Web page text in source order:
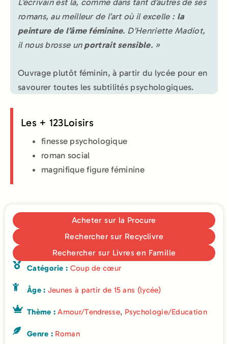
romans, au meilleur de l’art où il excelle : la
peinture de l’âme féminine. D’Henriette Madiot,
il nous brosse un portrait sensible. »
Ouvrage plutôt féminin, à partir du lycée pour en
savourer toutes les subtilités psychologiques.
Les + 123Loisirs
finesse psychologique
roman social
magnifique figure féminine
Acheter sur la Procure
Rechercher sur Recyclivre
Rechercher sur Livres en Famille
Catégorie : Coup de cœur
Âge : Jeunes à partir de 15 ans (lycée)
Thème :Amour/Tendresse, Psychologie/Education
Genre : Roman